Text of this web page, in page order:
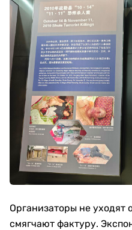
Организаторы не уходят
смягчают фактуру.